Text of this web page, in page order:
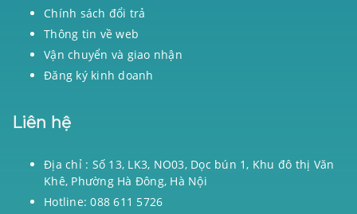
Chính sách đổi trả
Thông tin về web
Vận chuyển và giao nhận
Đăng ký kinh doanh
Liên hệ
Địa chỉ : Số 13, LK3, NO03, Dọc bún 1, Khu đô thị Văn
Khê, Phường Hà Đông, Hà Nội
Hotline: 088 611 5726